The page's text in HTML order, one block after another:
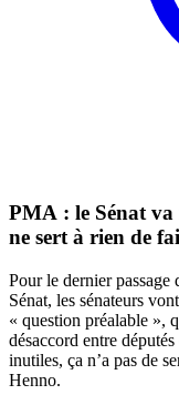
PMA : le Sénat va
ne sert à rien de
Pour le dernier
Sénat, les sénateurs
« question préalable »,
désaccord entre
inutiles, ça n’a pas de
Henno.